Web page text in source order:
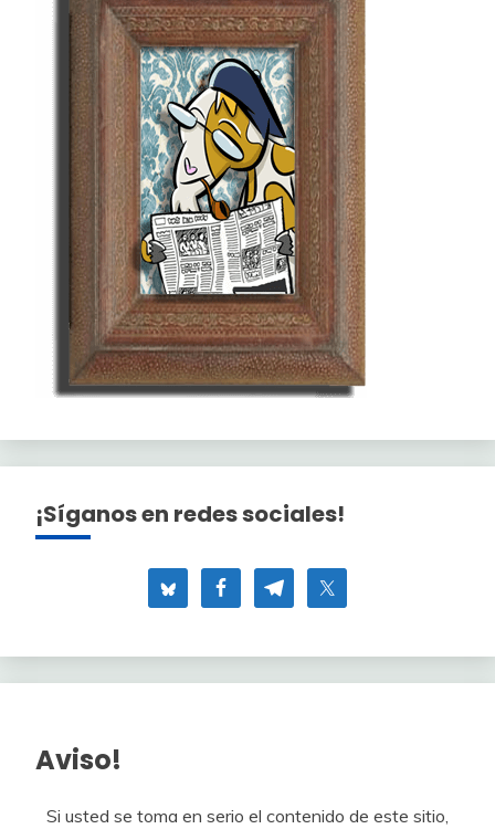
¡Síganos en redes sociales!
Aviso!
Si usted se toma en serio el contenido de este sitio,